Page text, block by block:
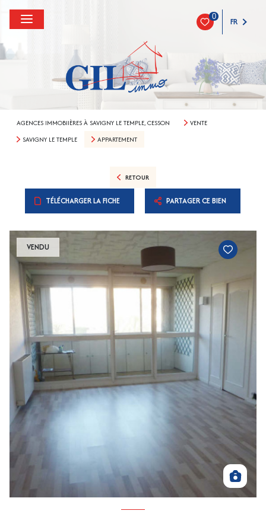
0 FR
AGENCES IMMOBIIÈRES À SAVIGNY LE TEMPLE, CESSON
VENTE
SAVIGNY LE TEMPLE
APPARTEMENT
RETOUR
TÉLÉCHARGER LA FICHE PARTAGER CE BIEN
VENDU